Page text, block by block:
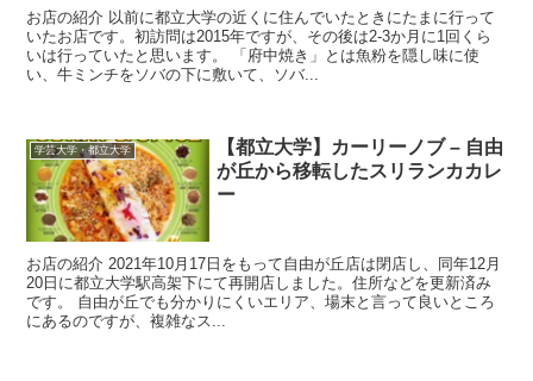
お店の紹介 以前に都立大学の近くに住んでいたときにたまに行って
いたお店です。初訪問は2015年ですが、その後は2-3か月に1回くら
いは行っていたと思います。 「府中焼き」とは魚粉を隠し味に使
い、牛ミンチをソバの下に敷いて、ソバ...
学芸大学・都立大学
【都立大学】カーリーノブ – 自由
が丘から移転したスリランカカレ
ー
お店の紹介 2021年10月17日をもって自由が丘店は閉店し、同年12月
20日に都立大学駅高架下にて再開店しました。住所などを更新済み
です。 自由が丘でも分かりにくいエリア、場末と言って良いところ
にあるのですが、複雑なス...